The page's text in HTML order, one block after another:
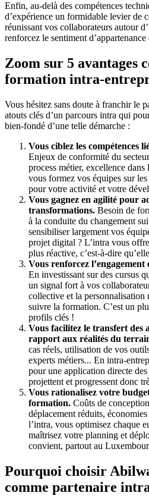
Enfin, au-delà des compétences
d’expérience un formidable levier de
réunissant vos collaborateurs autour
renforcez le sentiment
Zoom sur 5 avantages
formation intra-
Vous hésitez sans doute à franchir le
atouts clés d’un parcours intra qui
bien-fondé d’une telle démarche :
Vous ciblez les compétences
Enjeux de conformité du
process métier, excellence
vous formez vos équipes sur
pour votre activité et votre
Vous gagnez en agilité pour
transformations. Besoin de
à la conduite du changement
sensibiliser largement vos
projet digital ? L’intra vous
plus réactive, c’est-à-dire
Vous renforcez
En investissant sur des cursus
un signal fort à vos
collective et la
suivre la formation. C’est un
profils clés !
Vous facilitez le transfert des
rapport aux réalités du
cas réels, utilisation de vos
experts métiers... En intra-
pour une application directe
projettent et progressent donc
Vous rationalisez votre
formation. Coûts de
déplacement réduits,
l’intra, vous optimisez chaque
maîtrisez votre planning et
convient, partout au
Pourquoi choisir
comme partenaire